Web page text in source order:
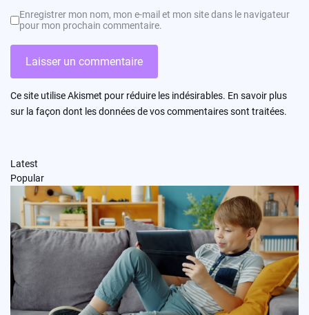
Enregistrer mon nom, mon e-mail et mon site dans le navigateur
pour mon prochain commentaire.
Ce site utilise Akismet pour réduire les indésirables. En savoir plus
sur la façon dont les données de vos commentaires sont traitées.
Latest
Popular